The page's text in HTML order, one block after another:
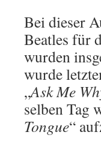
Bei dieser
Beatles für
wurden
wurde
„Ask Me
selben Tag
Tongue“